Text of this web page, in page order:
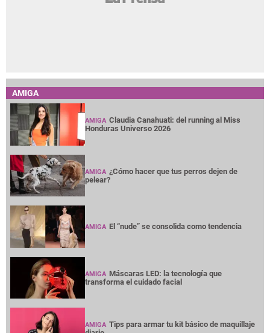
AMIGA
AMIGA Claudia Canahuati: del running al Miss
Honduras Universo 2026
AMIGA ¿Cómo hacer que tus perros dejen de
pelear?
AMIGA El “nude” se consolida como tendencia
AMIGA Máscaras LED: la tecnología que
transforma el cuidado facial
AMIGA Tips para armar tu kit básico de maquillaje